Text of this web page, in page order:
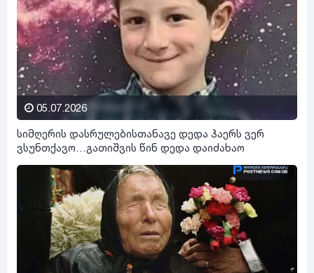
05.07.2026
სიმღერის დასრულებისთანავე დედა ჰაერს ვერ
ვსუნთქავო…გათიშვის წინ დედა დაიძახაო